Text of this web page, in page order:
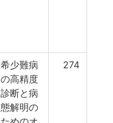
希少難病
の高精度
診断と病
態解明の
274